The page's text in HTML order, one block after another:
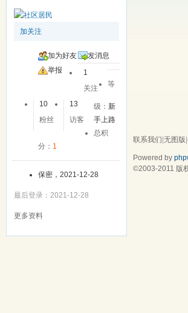
加关注
加为好友
发消息
举报
1
关注
10
粉丝
13
访客
等
级：新
手上路
总积
分： 1
保密，2021-12-28
最后登录：2021-12-28
更多资料
联系我们 无图版
Powered by
©2003-2011 版